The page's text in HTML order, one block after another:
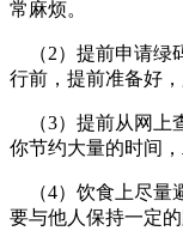
常麻烦。
（2）提前申请绿
行前，提前准备好
（3）提前从网上
你节约大量的时间，
（4）饮食上尽量
要与他人保持一定的